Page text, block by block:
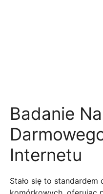
Badanie
Internetu
Stało się to